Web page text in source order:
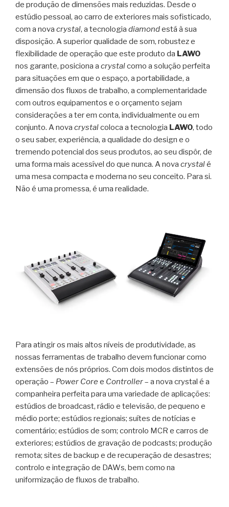
de produção de dimensões mais reduzidas. Desde o
estúdio pessoal, ao carro de exteriores mais sofisticado,
com a nova crystal, a tecnologia diamondestá à sua
disposição. A superior qualidade de som, robustez e
flexibilidade de operação que este produto da LAWO
nos garante, posiciona a crystalcomo a solução perfeita
para situações em que o espaço, a portabilidade, a
dimensão dos fluxos de trabalho, a complementaridade
com outros equipamentos e o orçamento sejam
considerações a ter em conta, individualmente ou em
conjunto. A nova crystalcoloca a tecnologia LAWO, todo
o seu saber, experiência, a qualidade do design e o
tremendo potencial dos seus produtos, ao seu dispôr, de
uma forma mais acessível do que nunca. A nova crystalé
uma mesa compacta e moderna no seu conceito. Para si.
Não é uma promessa, é uma realidade.
Para atingir os mais altos níveis de produtividade, as
nossas ferramentas de trabalho devem funcionar como
extensões de nós próprios. Com dois modos distintos de
operação – Power Core e Controller– a nova crystal é a
companheira perfeita para uma variedade de aplicações:
estúdios de broadcast, rádio e televisão, de pequeno e
médio porte; estúdios regionais; suítes de notícias e
comentário; estúdios de som; controlo MCR e carros de
exteriores; estúdios de gravação de podcasts; produção
remota; sites de backup e de recuperação de desastres;
controlo e integração de DAWs, bem como na
uniformização de fluxos de trabalho.